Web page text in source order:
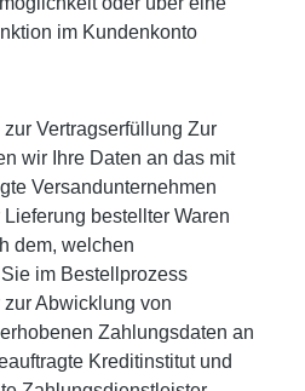
im Kundenkonto
Vertragserfüllung Zur
wir Ihre Daten an das mit
Versandunternehmen
bestellter Waren
dem, welchen
im Bestellprozess
Abwicklung von
Zahlungsdaten an
Kreditinstitut und